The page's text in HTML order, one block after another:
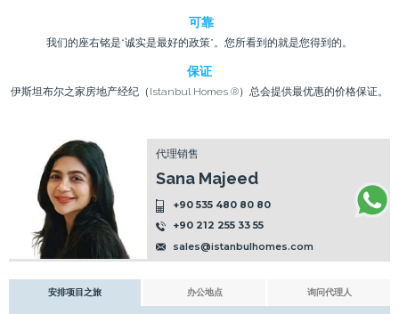
可靠
我们的座右铭是“诚实是最好的政策”。您所看到的就是您得到的。
保证
伊斯坦布尔之家房地产经纪（Istanbul Homes ®）总会提供最优惠的价格保证。
代理销售
Sana Majeed
+90 535 480 80 80
+90 212 255 33 55
sales@istanbulhomes.com
安排项目之旅 办公地点 询问代理人